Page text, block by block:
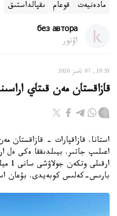
مادەنيەت قوعام ىقپالداستىق
без автора
اۆتور
19:55, 07 تامىز 2026
قازاقستان مەن قىتاي
استانا. قازاقپارات - قازاقستان
اعىلىپ جاتىر. بيىلدىققا ەكى ەل
بارىس-كەلىس كوبەيدى. بۇعان